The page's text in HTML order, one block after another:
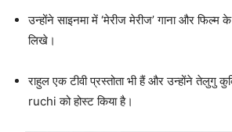
उन्होंने साइनमा में ‘मेरीज मेरीज’ गाना और फिल्म
लिखे।
राहुल एक टीवी प्रस्तोता भी हैं और उन्होंने तेलुगु
ruchi को होस्ट किया है।